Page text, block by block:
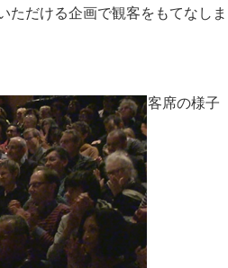
ただける企画で観客をもてなしま
客席の様子